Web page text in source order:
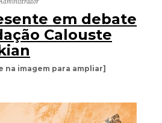
em debate
Calouste
na imagem para ampliar]